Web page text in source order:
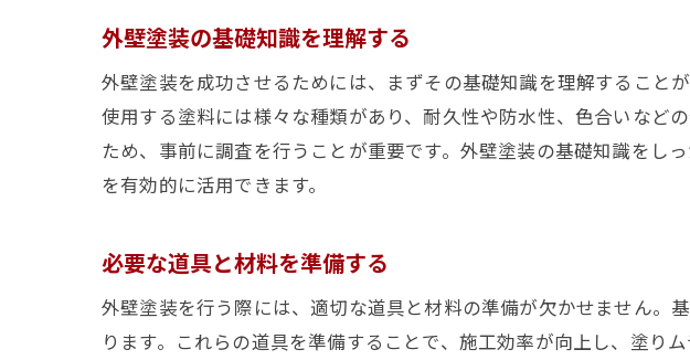
下地処理の重
専門家によ
修復が必要な
耐候性と防水
環境に優しい
外壁塗装の基礎知識を理解する
外壁塗装を成功させるためには、まずその基礎知識を理解すること
使用する塗料には様々な種類があり、耐久性や防水性、色合いなど
ため、事前に調査を行うことが重要です。外壁塗装の基礎知識をし
を有効的に活用できます。
必要な道具と材料を準備する
外壁塗装を行う際には、適切な道具と材料の準備が欠かせません。
ります。これらの道具を準備することで、施工効率が向上し、塗り